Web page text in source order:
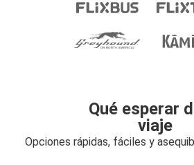
Qué esperar
viaje
Opciones rápidas, fáciles y